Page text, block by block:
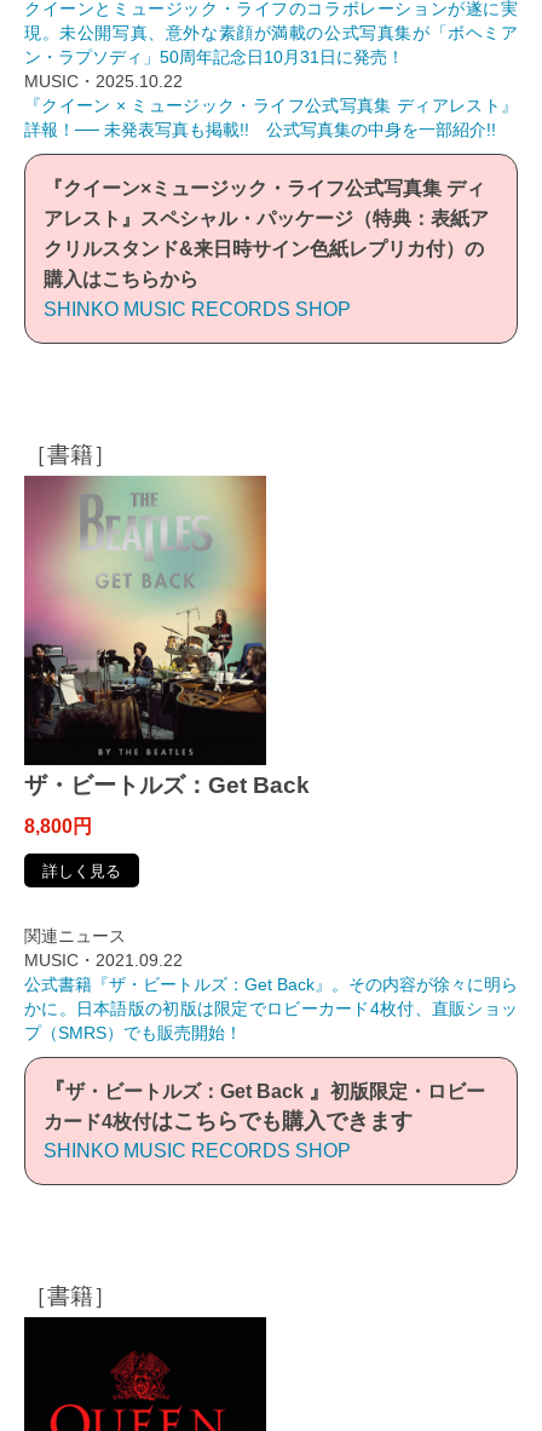
クイーンとミュージック・ライフのコラボレーションが遂に実
現。未公開写真、意外な素顔が満載の公式写真集が「ボヘミア
ン・ラプソディ」50周年記念日10月31日に発売！
MUSIC・2025.10.22
『クイーン × ミュージック・ライフ公式写真集 ディアレスト』
詳報！── 未発表写真も掲載!! 公式写真集の中身を一部紹介!!
『クイーン×ミュージック・ライフ公式写真集 ディ
アレスト』スペシャル・パッケージ（特典：表紙ア
クリルスタンド&来日時サイン色紙レプリカ付）の
購入はこちらから
SHINKO MUSIC RECORDS SHOP
［書籍］
ザ・ビートルズ：Get Back
8,800円
詳しく見る
関連ニュース
MUSIC・2021.09.22
公式書籍『ザ・ビートルズ：Get Back』。その内容が徐々に明ら
かに。日本語版の初版は限定でロビーカード4枚付、直販ショッ
プ（SMRS）でも販売開始！
『ザ・ビートルズ：Get Back 』 初版限定・ロビー
カード4枚付はこちらでも購入できます
SHINKO MUSIC RECORDS SHOP
［書籍］